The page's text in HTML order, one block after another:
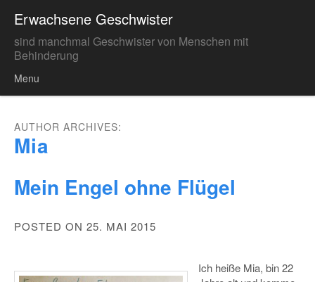
Erwachsene Geschwister
sind manchmal Geschwister von Menschen mit
Behinderung
Menu
AUTHOR ARCHIVES:
Mia
Mein Engel ohne Flügel
POSTED ON 25. MAI 2015
Ich heiße Mia, bin 22